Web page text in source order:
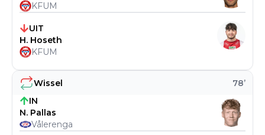
Wissel 78’
IN
N. Pallas
Vålerenga
KFUM
UIT
H. Hoseth
KFUM